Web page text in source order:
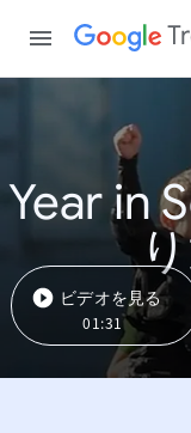
Year in
ビデオを見る
01:31